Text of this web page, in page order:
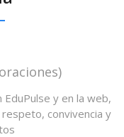
y en la web,
convivencia y